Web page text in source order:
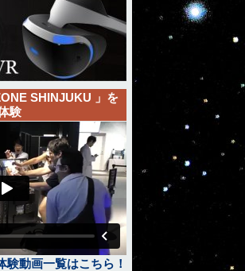
SHINJUKU 」を
験
験動画一覧はこちら！